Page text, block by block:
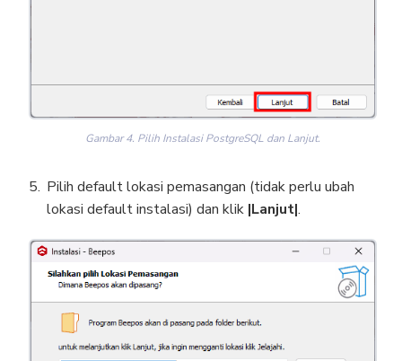
Gambar 4. Pilih Instalasi PostgreSQL dan Lanjut.
Pilih default lokasi pemasangan (tidak perlu ubah
lokasi default instalasi) dan klik |Lanjut|.